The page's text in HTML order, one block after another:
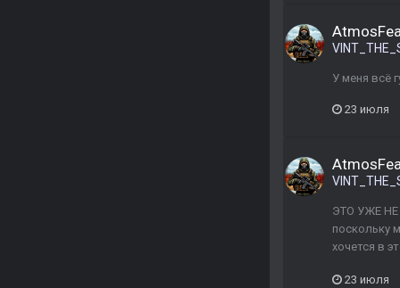
У меня всё
23 июля
ЭТО УЖЕ НЕ
поскольку
хочется в
23 июля